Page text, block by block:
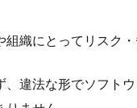
織にとってリスク・
違法な形でソフト